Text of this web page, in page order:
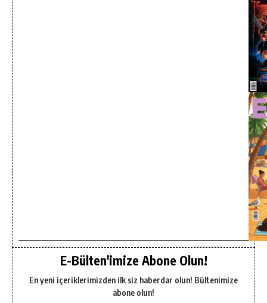
E-Bülten'imize Abone Olun!
En yeni içeriklerimizden ilk siz haberdar olun! Bültenimize
abone olun!